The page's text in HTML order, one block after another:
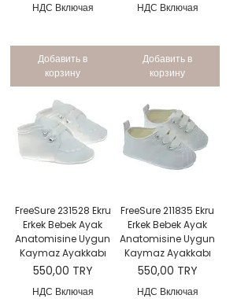
НДС Включая
Добавить в
корзину
НДС Включая
Добавить в
корзину
FreeSure 231528 Ekru
Erkek Bebek Ayak
Anatomisine Uygun
Kaymaz Ayakkabı
Цена
550,00 TRY
НДС Включая
FreeSure 211835 Ekru
Erkek Bebek Ayak
Anatomisine Uygun
Kaymaz Ayakkabı
Цена
550,00 TRY
НДС Включая